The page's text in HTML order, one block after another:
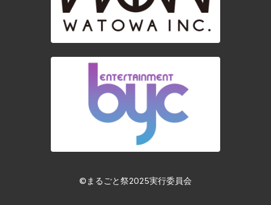
©︎まるごと祭2025実行委員会